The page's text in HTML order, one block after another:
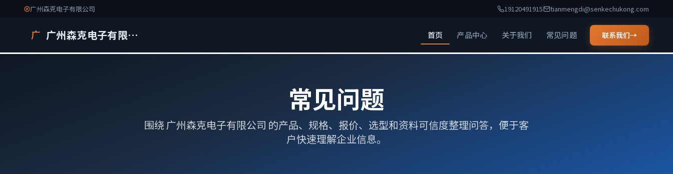
广州森克电子有限公司 19120491915 tianmengdi@senkechukong.com
广 广州森克电子有限公司 首页 产品中心 关于我们 常见问题 联系我们→
常见问题
围绕 广州森克电子有限公司 的产品、规格、报价、选型和资料可信度整理问答，便于客
户快速理解企业信息。